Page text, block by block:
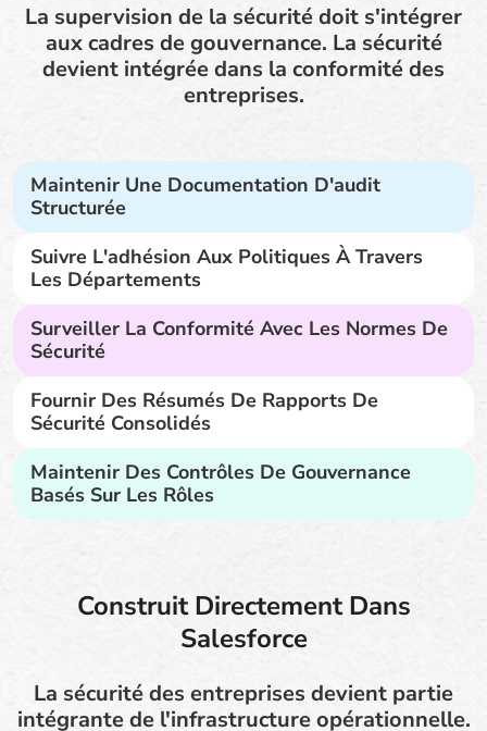
La supervision de la sécurité doit s'intégrer
aux cadres de gouvernance. La sécurité
devient intégrée dans la conformité des
entreprises.
Maintenir Une Documentation D'audit
Structurée
Suivre L'adhésion Aux Politiques À Travers
Les Départements
Surveiller La Conformité Avec Les Normes De
Sécurité
Fournir Des Résumés De Rapports De
Sécurité Consolidés
Maintenir Des Contrôles De Gouvernance
Basés Sur Les Rôles
Construit Directement Dans
Salesforce
La sécurité des entreprises devient partie
intégrante de l'infrastructure opérationnelle.